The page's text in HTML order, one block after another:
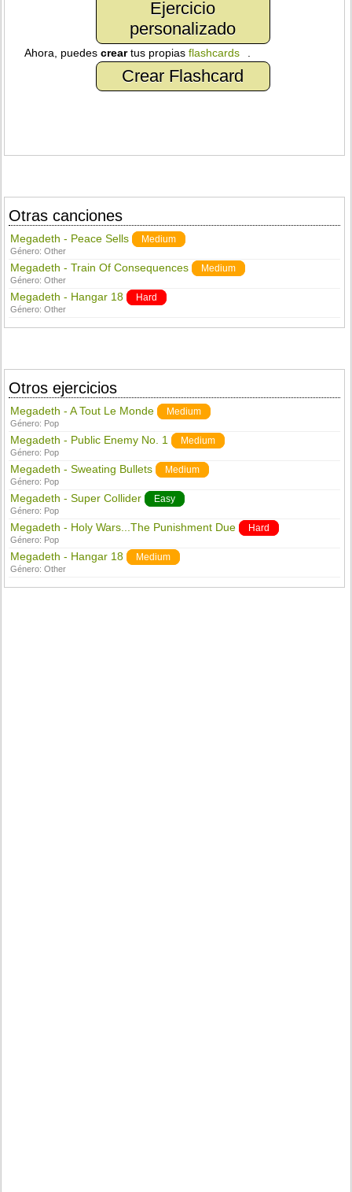
Ejercicio
personalizado
Ahora, puedescreartus propiasflashcards
Crear Flashcard
Otras canciones
Megadeth - Peace Sells Medium
Género:Other
Megadeth - Train Of Consequences Medium
Género:Other
Megadeth - Hangar 18 Hard
Género:Other
Otros ejercicios
Megadeth - A Tout Le Monde Medium
Género: Pop
Megadeth - Public Enemy No. 1 Medium
Género: Pop
Megadeth - Sweating Bullets Medium
Género: Pop
Megadeth - Super Collider Easy
Género: Pop
Megadeth - Holy Wars...The Punishment Due Hard
Género: Pop
Megadeth - Hangar 18 Medium
Género:Other